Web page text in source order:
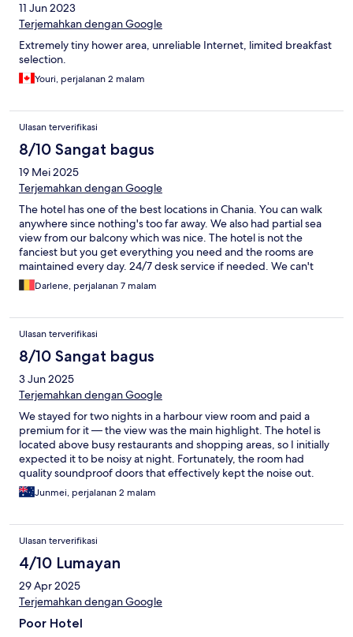
11 Jun 2023
Terjemahkan dengan Google
Extremely tiny hower area, unreliable Internet, limited breakfast
selection.
Youri, perjalanan 2 malam
Ulasan terverifikasi
8/10 Sangat bagus
19 Mei 2025
Terjemahkan dengan Google
The hotel has one of the best locations in Chania. You can walk
anywhere since nothing's too far away. We also had partial sea
view from our balcony which was nice. The hotel is not the
fanciest but you get everything you need and the rooms are
maintained every day. 24/7 desk service if needed. We can't
complain at all since the location was amazing.
Darlene, perjalanan 7 malam
Ulasan terverifikasi
8/10 Sangat bagus
3 Jun 2025
Terjemahkan dengan Google
We stayed for two nights in a harbour view room and paid a
premium for it — the view was the main highlight. The hotel is
located above busy restaurants and shopping areas, so I initially
expected it to be noisy at night. Fortunately, the room had
quality soundproof doors that effectively kept the noise out.
Junmei, perjalanan 2 malam
Ulasan terverifikasi
4/10 Lumayan
29 Apr 2025
Terjemahkan dengan Google
Poor Hotel